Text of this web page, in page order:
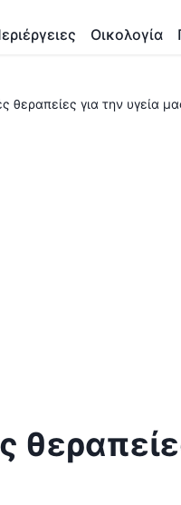
Οικολογία
θεραπείες για την υγεία